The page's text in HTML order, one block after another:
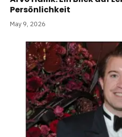
Persönlichkeit
May 9, 2026